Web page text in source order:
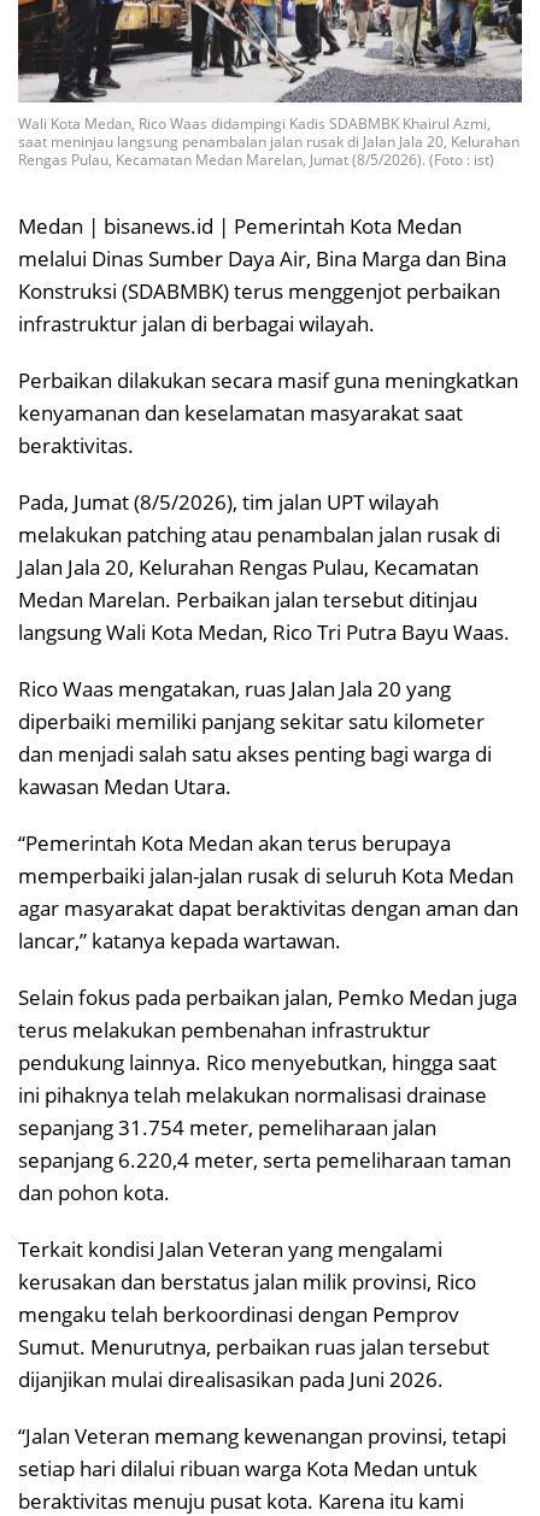
Wali Kota Medan, Rico Waas didampingi Kadis SDABMBK Khairul Azmi,
saat meninjau langsung penambalan jalan rusak di Jalan Jala 20, Kelurahan
Rengas Pulau, Kecamatan Medan Marelan, Jumat (8/5/2026). (Foto : ist)
Medan | bisanews.id | Pemerintah Kota Medan
melalui Dinas Sumber Daya Air, Bina Marga dan Bina
Konstruksi (SDABMBK) terus menggenjot perbaikan
infrastruktur jalan di berbagai wilayah.
Perbaikan dilakukan secara masif guna meningkatkan
kenyamanan dan keselamatan masyarakat saat
beraktivitas.
Pada, Jumat (8/5/2026), tim jalan UPT wilayah
melakukan patching atau penambalan jalan rusak di
Jalan Jala 20, Kelurahan Rengas Pulau, Kecamatan
Medan Marelan. Perbaikan jalan tersebut ditinjau
langsung Wali Kota Medan, Rico Tri Putra Bayu Waas.
Rico Waas mengatakan, ruas Jalan Jala 20 yang
diperbaiki memiliki panjang sekitar satu kilometer
dan menjadi salah satu akses penting bagi warga di
kawasan Medan Utara.
“Pemerintah Kota Medan akan terus berupaya
memperbaiki jalan-jalan rusak di seluruh Kota Medan
agar masyarakat dapat beraktivitas dengan aman dan
lancar,” katanya kepada wartawan.
Selain fokus pada perbaikan jalan, Pemko Medan juga
terus melakukan pembenahan infrastruktur
pendukung lainnya. Rico menyebutkan, hingga saat
ini pihaknya telah melakukan normalisasi drainase
sepanjang 31.754 meter, pemeliharaan jalan
sepanjang 6.220,4 meter, serta pemeliharaan taman
dan pohon kota.
Terkait kondisi Jalan Veteran yang mengalami
kerusakan dan berstatus jalan milik provinsi, Rico
mengaku telah berkoordinasi dengan Pemprov
Sumut. Menurutnya, perbaikan ruas jalan tersebut
dijanjikan mulai direalisasikan pada Juni 2026.
“Jalan Veteran memang kewenangan provinsi, tetapi
setiap hari dilalui ribuan warga Kota Medan untuk
beraktivitas menuju pusat kota. Karena itu kami